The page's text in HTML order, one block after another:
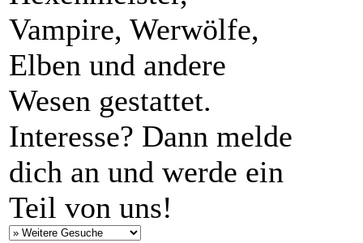
Vampire, Werwölfe,
Elben und andere
Wesen gestattet.
Interesse? Dann melde
dich an und werde ein
Teil von uns!